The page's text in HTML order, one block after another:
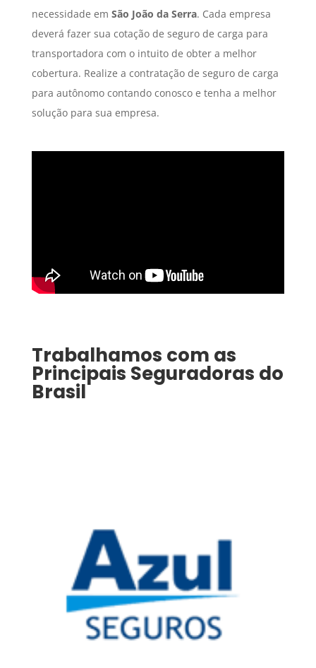
necessidade em São João da Serra. Cada empresa
deverá fazer sua cotação de seguro de carga para
transportadora com o intuito de obter a melhor
cobertura. Realize a contratação de seguro de carga
para autônomo contando conosco e tenha a melhor
solução para sua empresa.
Trabalhamos com as
Principais Seguradoras do
Brasil